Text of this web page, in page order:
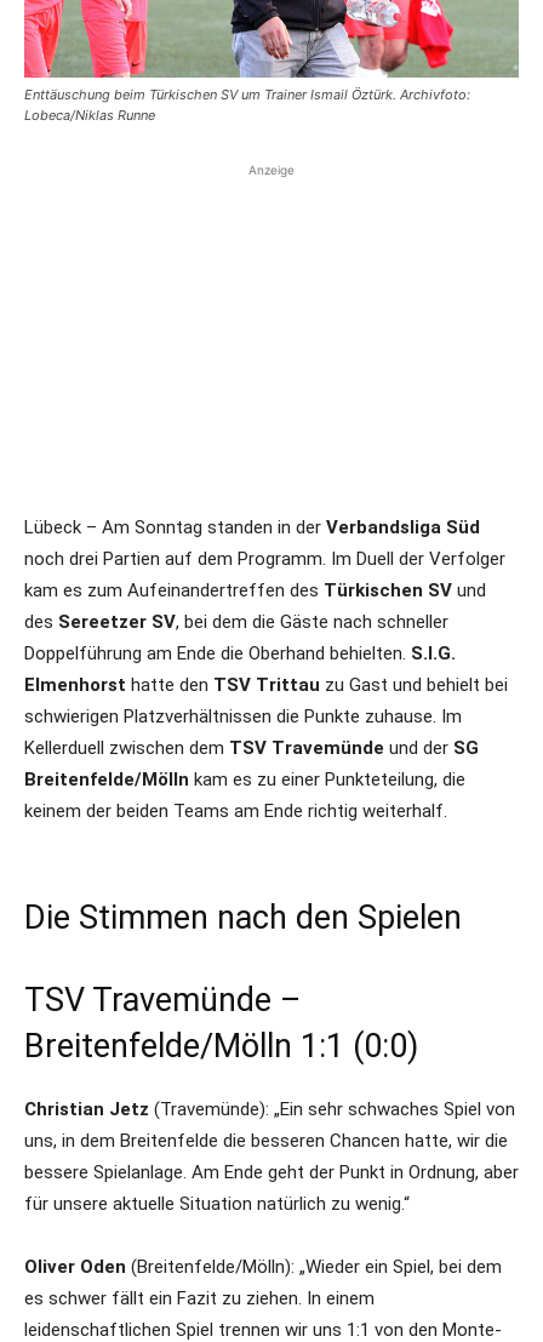
Enttäuschung beim Türkischen SV um Trainer Ismail Öztürk. Archivfoto:
Lobeca/Niklas Runne
Anzeige
Lübeck – Am Sonntag standen in der Verbandsliga Süd
noch drei Partien auf dem Programm. Im Duell der Verfolger
kam es zum Aufeinandertreffen des Türkischen SV und
des Sereetzer SV, bei dem die Gäste nach schneller
Doppelführung am Ende die Oberhand behielten. S.I.G.
Elmenhorst hatte den TSV Trittau zu Gast und behielt bei
schwierigen Platzverhältnissen die Punkte zuhause. Im
Kellerduell zwischen dem TSV Travemünde und der SG
Breitenfelde/Mölln kam es zu einer Punkteteilung, die
keinem der beiden Teams am Ende richtig weiterhalf.
Die Stimmen nach den Spielen
TSV Travemünde –
Breitenfelde/Mölln 1:1 (0:0)
Christian Jetz (Travemünde): „Ein sehr schwaches Spiel von
uns, in dem Breitenfelde die besseren Chancen hatte, wir die
bessere Spielanlage. Am Ende geht der Punkt in Ordnung, aber
für unsere aktuelle Situation natürlich zu wenig.“
Oliver Oden (Breitenfelde/Mölln): „Wieder ein Spiel, bei dem
es schwer fällt ein Fazit zu ziehen. In einem
leidenschaftlichen Spiel trennen wir uns 1:1 von den Monte-